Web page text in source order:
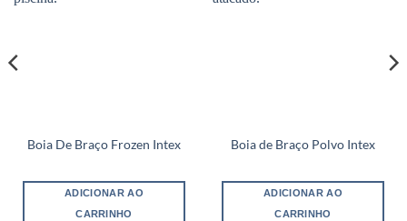
Boia De Braço Frozen Intex
ADICIONAR AO
CARRINHO
Boia de Braço Polvo Intex
ADICIONAR AO
CARRINHO